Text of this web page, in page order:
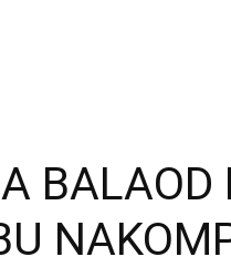
BALAOD